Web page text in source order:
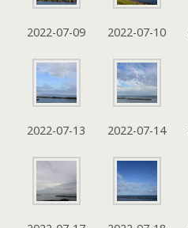
2022-07-09 2022-07-10
2022-07-13 2022-07-14